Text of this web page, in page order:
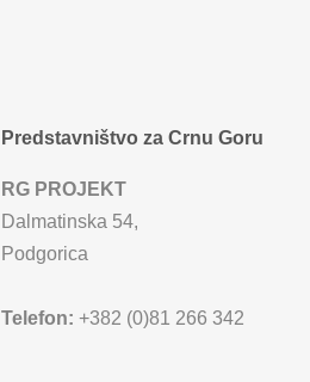
Predstavništvo za Crnu Goru
RG PROJEKT
Dalmatinska 54,
Podgorica
Telefon: +382 (0)81 266 342